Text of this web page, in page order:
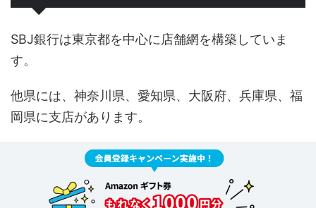
SBJ銀行は東京都を中心に店舗網を構築していま
す。
他県には、神奈川県、愛知県、大阪府、兵庫県、福
岡県に支店があります。